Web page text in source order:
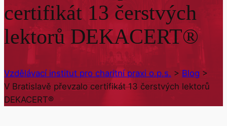
certifikát 13 čerstvých
lektorů DEKACERT®
Vzdělávací institut pro charitní praxi o.p.s. > Blog >
V Bratislavě převzalo certifikát 13 čerstvých lektorů
DEKACERT®